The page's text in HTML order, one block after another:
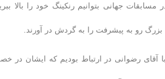
جهانی بتوانیم رنکینگ خود را بالا
رو به پیشرفت را به گردش در آورند.
آقای رضوانی در ارتباط بودیم که ایشان در